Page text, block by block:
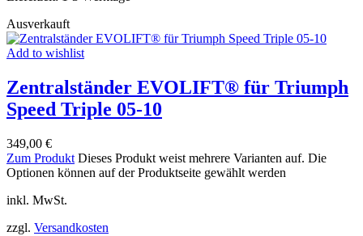
Ausverkauft
Add to wishlist
Zentralständer EVOLIFT® für Triumph
Speed Triple 05-10
349,00 €
Zum Produkt Dieses Produkt weist mehrere Varianten auf. Die
Optionen können auf der Produktseite gewählt werden
inkl. MwSt.
zzgl. Versandkosten